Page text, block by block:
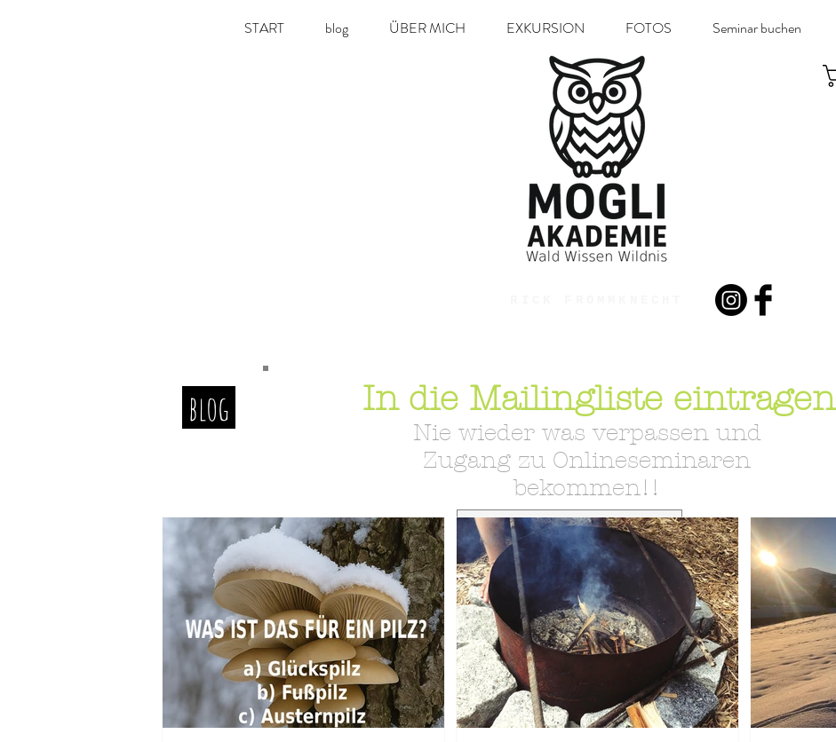
START blog ÜBER MICH EXKURSION FOTOS Seminar buchen
blog In die Mailingliste eintragen
Nie wieder was verpassen und
Zugang zu Onlineseminaren
bekommen!!
Jetzt AllgäuMogli abonnieren